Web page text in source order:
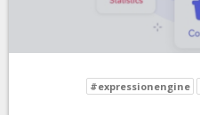
#expressionengine